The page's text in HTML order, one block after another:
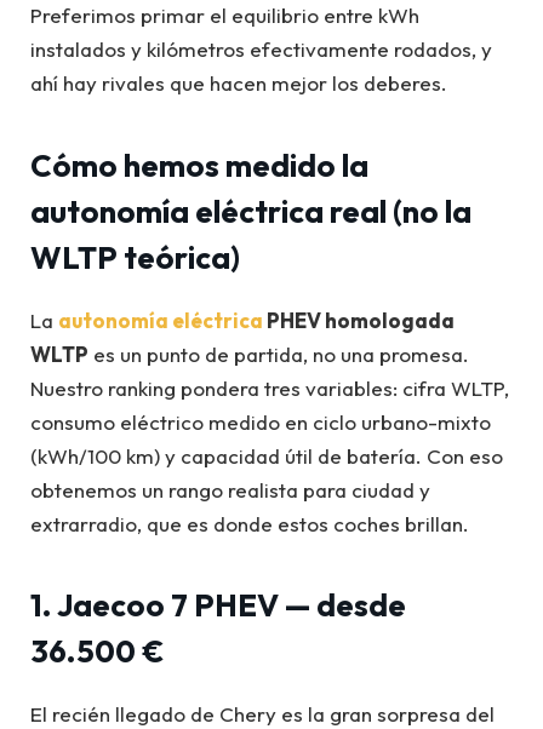
Preferimos primar el equilibrio entre kWh
instalados y kilómetros efectivamente rodados, y
ahí hay rivales que hacen mejor los deberes.
Cómo hemos medido la
autonomía eléctrica real (no la
WLTP teórica)
La autonomía eléctrica PHEV homologada
WLTP es un punto de partida, no una promesa.
Nuestro ranking pondera tres variables: cifra WLTP,
consumo eléctrico medido en ciclo urbano-mixto
(kWh/100 km) y capacidad útil de batería. Con eso
obtenemos un rango realista para ciudad y
extrarradio, que es donde estos coches brillan.
1. Jaecoo 7 PHEV — desde
36.500 €
El recién llegado de Chery es la gran sorpresa del